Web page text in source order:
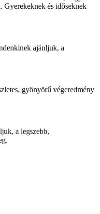
Gyerekeknek és időseknek
ajánljuk, a
gyönyörű végeredmény
a legszebb,